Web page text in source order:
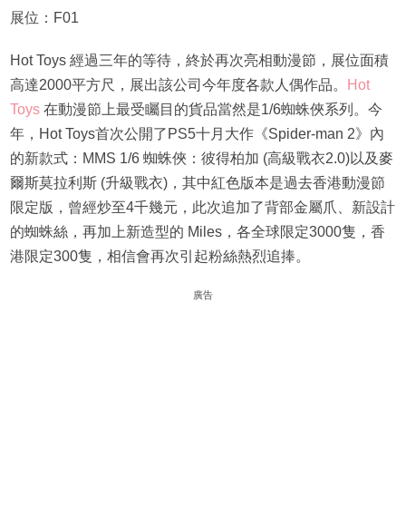
展位：F01
Hot Toys 經過三年的等待，終於再次亮相動漫節，展位面積
高達2000平方尺，展出該公司今年度各款人偶作品。
Hot
Toys在動漫節上最受矚目的貨品當然是1/6蜘蛛俠系列。今
年，Hot Toys首次公開了PS5十月大作《Spider-man 2》內
的新款式：MMS 1/6 蜘蛛俠：彼得柏加 (高級戰衣2.0)以及麥
爾斯莫拉利斯 (升級戰衣)，其中紅色版本是過去香港動漫節
限定版，曾經炒至4千幾元，此次追加了背部金屬爪、新設計
的蜘蛛絲，再加上新造型的 Miles，各全球限定3000隻，香
港限定300隻，相信會再次引起粉絲熱烈追捧。
廣告